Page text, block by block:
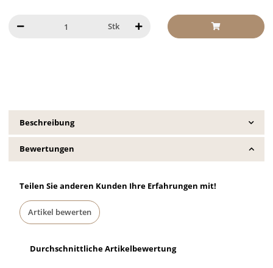
Stk
Beschreibung
Bewertungen
Durchschnittliche Artikelbewertung
Teilen Sie anderen Kunden Ihre Erfahrungen mit!
Artikel bewerten